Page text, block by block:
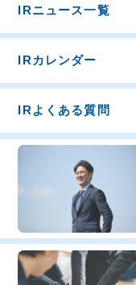
IRニュース一覧
IRカレンダー
IRよくある質問